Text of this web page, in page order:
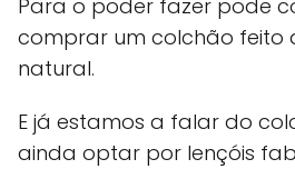
Para o poder fazer pode
comprar um colchão feito
natural.
E já estamos a falar do
ainda optar por lençóis